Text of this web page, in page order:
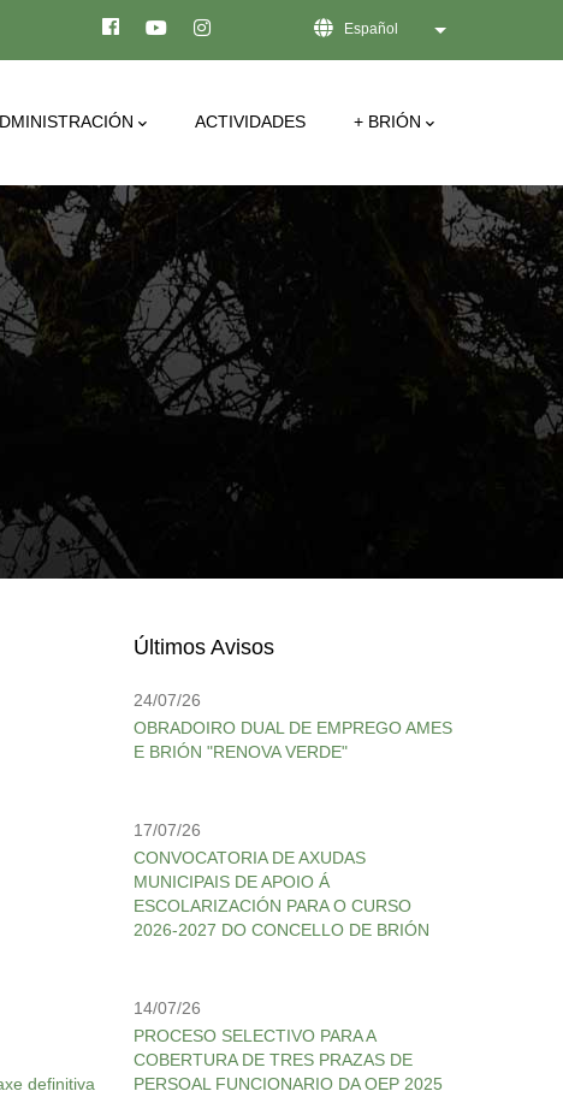
Español Lista adicional de
ACTIVIDADES + BRIÓN
definitiva
Últimos Avisos
24/07/26
OBRADOIRO DUAL DE EMPREGO AMES
E BRIÓN "RENOVA VERDE"
17/07/26
CONVOCATORIA DE AXUDAS
MUNICIPAIS DE APOIO Á
ESCOLARIZACIÓN PARA O CURSO
2026-2027 DO CONCELLO DE BRIÓN
14/07/26
PROCESO SELECTIVO PARA A
COBERTURA DE TRES PRAZAS DE
PERSOAL FUNCIONARIO DA OEP 2025